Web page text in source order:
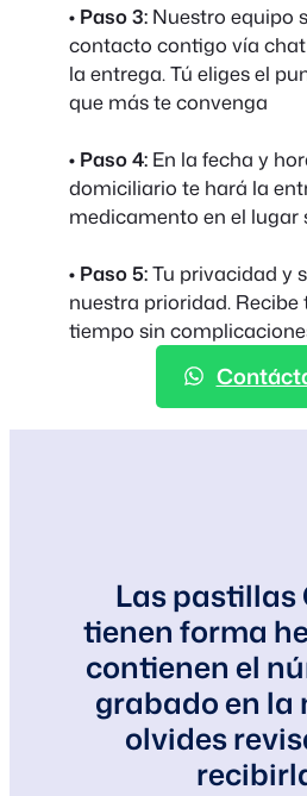
• Paso 3: Nuestro equipo
contacto contigo vía
la entrega. Tú eliges el
que más te convenga
• Paso 4: En la fecha y
domiciliario te hará la
medicamento en el lugar
• Paso 5:Tu privacidad y
nuestra prioridad. Recibe
tiempo sin
Las
tienen forma
contienen el
grabado en la
olvides